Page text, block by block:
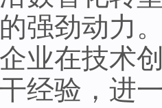
强劲动力
业在技术
经验，进